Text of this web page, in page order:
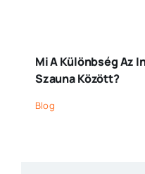
Mi A Különbség Az
Szauna Között?
Blog